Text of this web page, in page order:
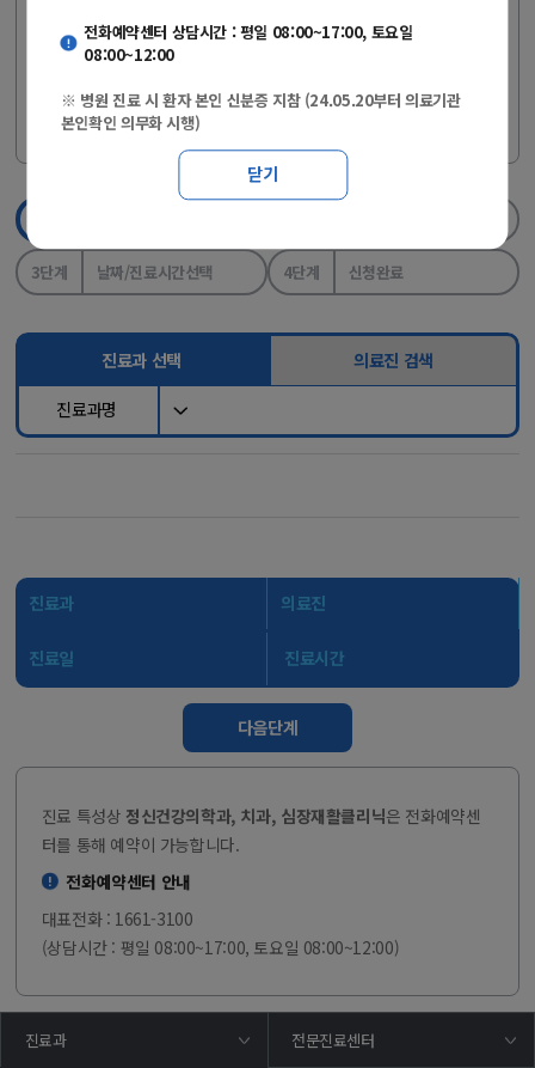
전화예약센터 상담시간 : 평일 08:00~17:00, 토요일
08:00~12:00
※ 병원 진료 시 환자 본인 신분증 지참 (24.05.20부터 의료기관
본인확인 의무화 시행)
닫기
※ 개명 또는 자녀 등의 실명인증 등록은[사이렌24>실명등록 바로
가기]에서 진행하세요.
3단계 날짜/진료시간선택 4단계 신청완료
진료과 선택 의료진 검색
진료과명
진료과 의료진
진료일 진료시간
다음단계
진료 특성상 정신건강의학과, 치과, 심장재활클리닉은 전화예약센
터를 통해 예약이 가능합니다.
전화예약센터 안내
대표전화 : 1661-3100
(상담시간 : 평일 08:00~17:00, 토요일 08:00~12:00)
진료과 전문진료센터